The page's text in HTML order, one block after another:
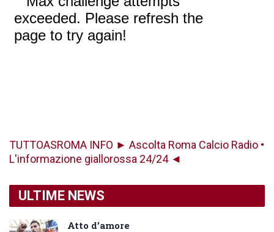
TUTTOASROMA INFO ► Ascolta Roma Calcio Radio •
L'informazione giallorossa 24/24 ◄
ULTIME NEWS
Atto d’amore